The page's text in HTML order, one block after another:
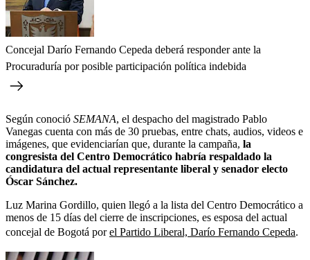
Concejal Darío Fernando Cepeda deberá responder ante la
Procuraduría por posible participación política indebida
Según conoció SEMANA, el despacho del magistrado Pablo
Vanegas cuenta con más de 30 pruebas, entre chats, audios, videos e
imágenes, que evidenciarían que, durante la campaña, la
congresista del Centro Democrático habría respaldado la
candidatura del actual representante liberal y senador electo
Óscar Sánchez.
Luz Marina Gordillo, quien llegó a la lista del Centro Democrático a
menos de 15 días del cierre de inscripciones, es esposa del actual
concejal de Bogotá porel Partido Liberal, Darío Fernando Cepeda.